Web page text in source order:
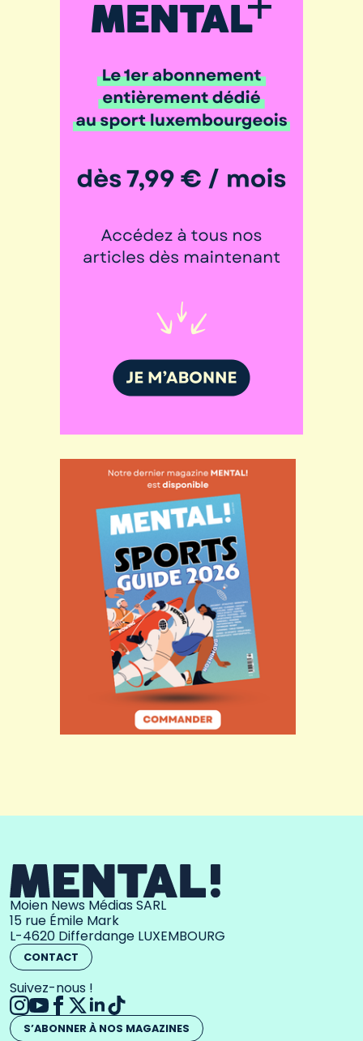
Moien News Médias SARL
15 rue Émile Mark
L-4620 Differdange LUXEMBOURG
CONTACT
Suivez-nous !
S’ABONNER À NOS MAGAZINES